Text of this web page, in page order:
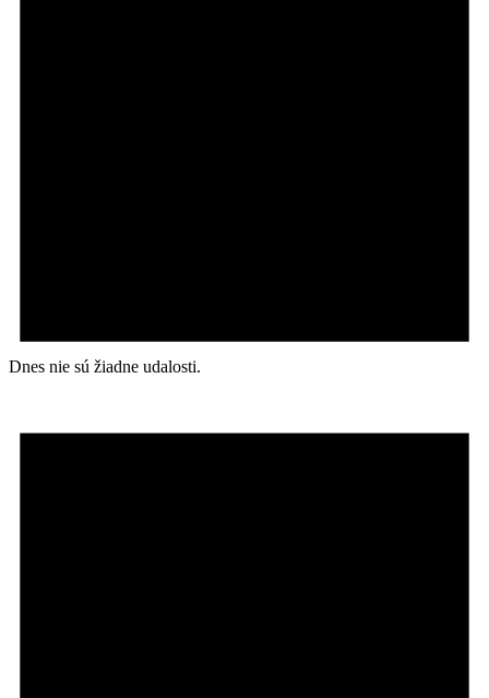
Dnes nie sú žiadne udalosti.